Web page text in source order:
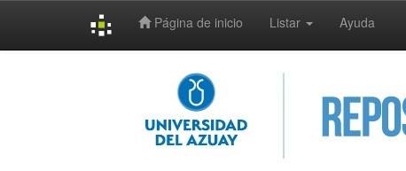
Página de inicio Listar Ayuda